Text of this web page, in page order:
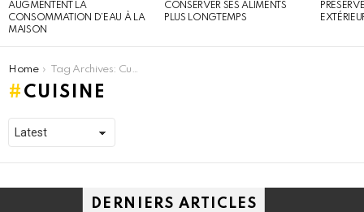
AUGMENTENT LA
CONSOMMATION D’EAU À LA
MAISON
CONSERVER SES ALIMENTS
PLUS LONGTEMPS
You are here:
Home Tag Archives: Cuisine
CUISINE
DERNIERS ARTICLES